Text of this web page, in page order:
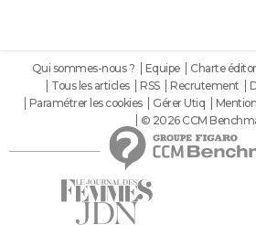
Qui sommes-nous ? Equipe Charte
Tous les articles
RSS Recrutement
Paramétrer les cookies
Gérer Utiq
© 2026 CCM